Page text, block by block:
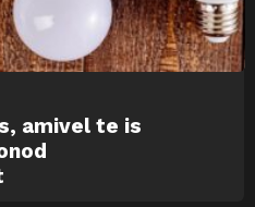
amivel te is